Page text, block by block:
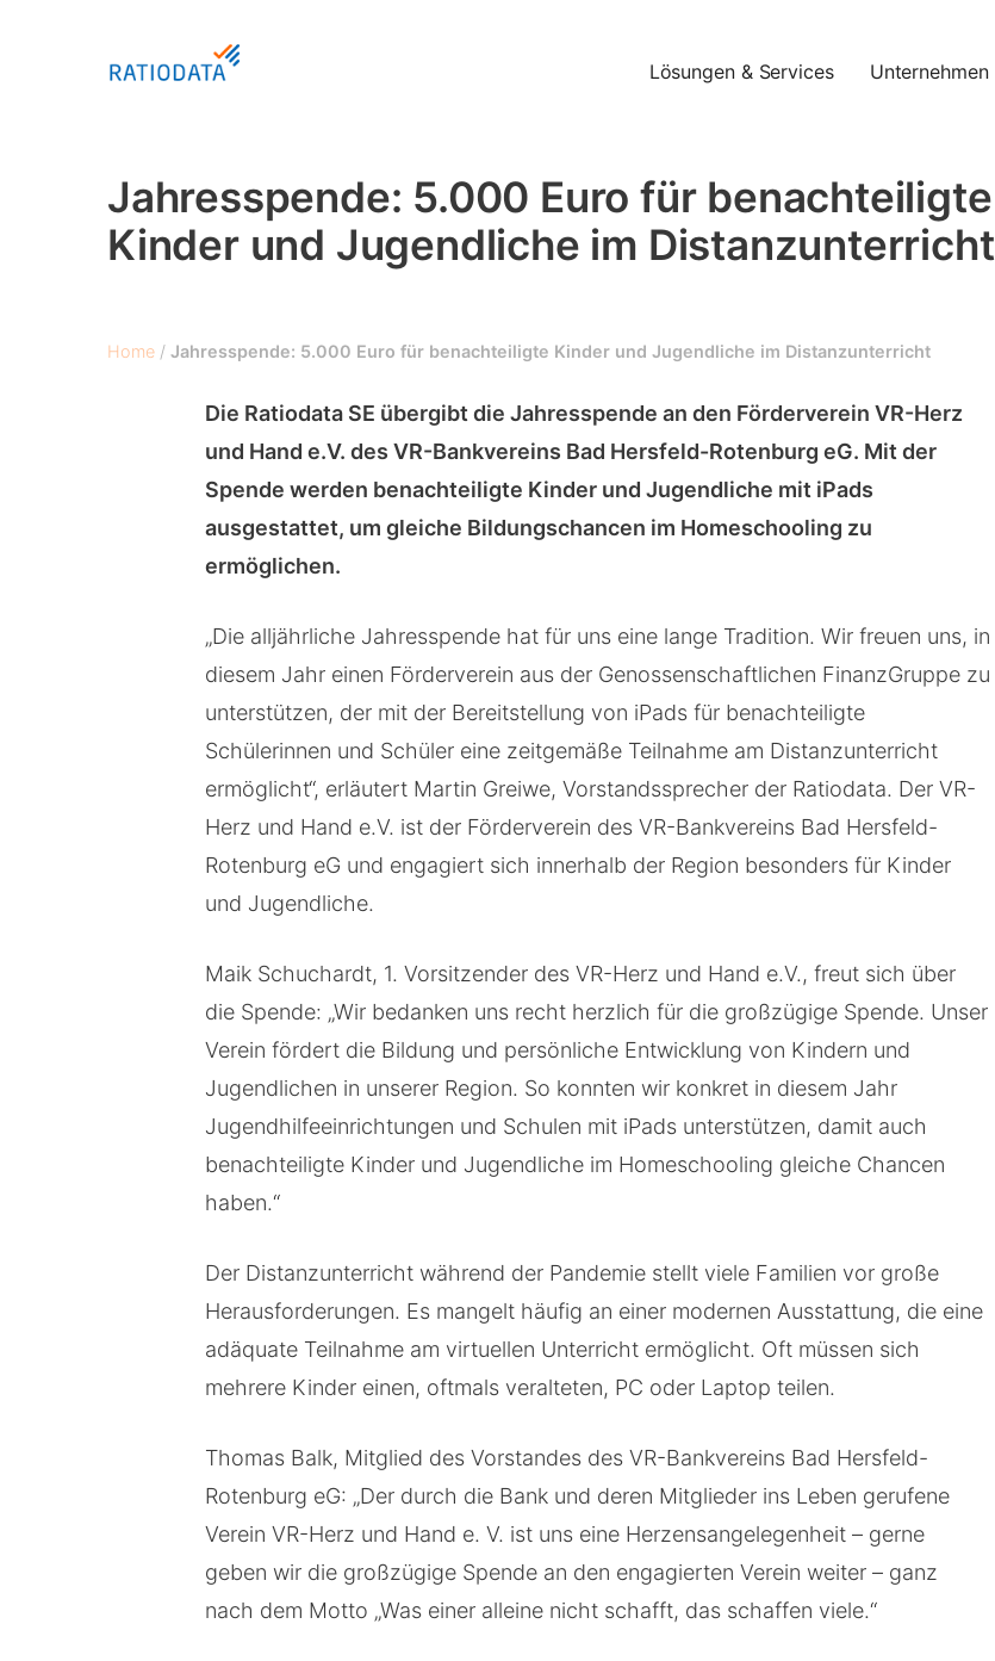
Hit enter to search or ESC to close
Lösungen & Services Unternehmen
Jahresspende: 5.000 Euro für benachteiligte
Kinder und Jugendliche im Distanzunterricht
Home / Jahresspende: 5.000 Euro für benachteiligte Kinder und Jugendliche im Distanzunterricht
Die Ratiodata SE übergibt die Jahresspende an den Förderverein VR-Herz
und Hand e.V. des VR-Bankvereins Bad Hersfeld-Rotenburg eG. Mit der
Spende werden benachteiligte Kinder und Jugendliche mit iPads
ausgestattet, um gleiche Bildungschancen im Homeschooling zu
ermöglichen.
„Die alljährliche Jahresspende hat für uns eine lange Tradition. Wir freuen uns, in
diesem Jahr einen Förderverein aus der Genossenschaftlichen FinanzGruppe zu
unterstützen, der mit der Bereitstellung von iPads für benachteiligte
Schülerinnen und Schüler eine zeitgemäße Teilnahme am Distanzunterricht
ermöglicht“, erläutert Martin Greiwe, Vorstandssprecher der Ratiodata. Der VR-
Herz und Hand e.V. ist der Förderverein des VR-Bankvereins Bad Hersfeld-
Rotenburg eG und engagiert sich innerhalb der Region besonders für Kinder
und Jugendliche.
Maik Schuchardt, 1. Vorsitzender des VR-Herz und Hand e.V., freut sich über
die Spende: „Wir bedanken uns recht herzlich für die großzügige Spende. Unser
Verein fördert die Bildung und persönliche Entwicklung von Kindern und
Jugendlichen in unserer Region. So konnten wir konkret in diesem Jahr
Jugendhilfeeinrichtungen und Schulen mit iPads unterstützen, damit auch
benachteiligte Kinder und Jugendliche im Homeschooling gleiche Chancen
haben.“
Der Distanzunterricht während der Pandemie stellt viele Familien vor große
Herausforderungen. Es mangelt häufig an einer modernen Ausstattung, die eine
adäquate Teilnahme am virtuellen Unterricht ermöglicht. Oft müssen sich
mehrere Kinder einen, oftmals veralteten, PC oder Laptop teilen.
Thomas Balk, Mitglied des Vorstandes des VR-Bankvereins Bad Hersfeld-
Rotenburg eG: „Der durch die Bank und deren Mitglieder ins Leben gerufene
Verein VR-Herz und Hand e. V. ist uns eine Herzensangelegenheit – gerne
geben wir die großzügige Spende an den engagierten Verein weiter – ganz
nach dem Motto „Was einer alleine nicht schafft, das schaffen viele.“